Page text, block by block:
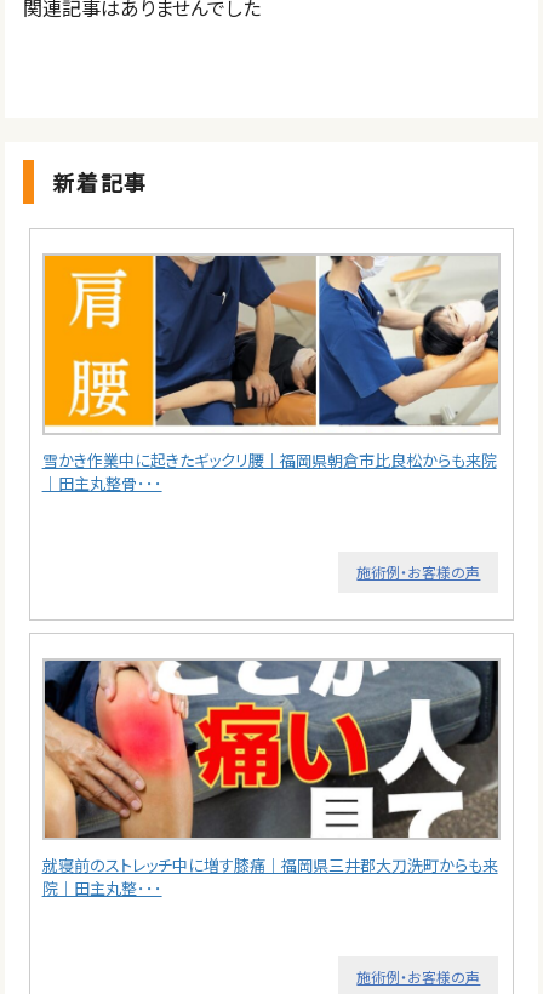
関連記事はありませんでした
新着記事
雪かき作業中に起きたギックリ腰｜福岡県朝倉市比良松からも来院
｜田主丸整骨･･･
施術例・お客様の声
就寝前のストレッチ中に増す膝痛｜福岡県三井郡大刀洗町からも来
院｜田主丸整･･･
施術例・お客様の声